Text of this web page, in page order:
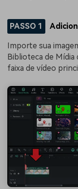
PASSO 1
Importe sua
Biblioteca de Mídia
faixa de vídeo